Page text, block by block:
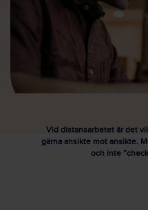
Vid distansarbetet är det
gärna ansikte mot ansikte.
och inte